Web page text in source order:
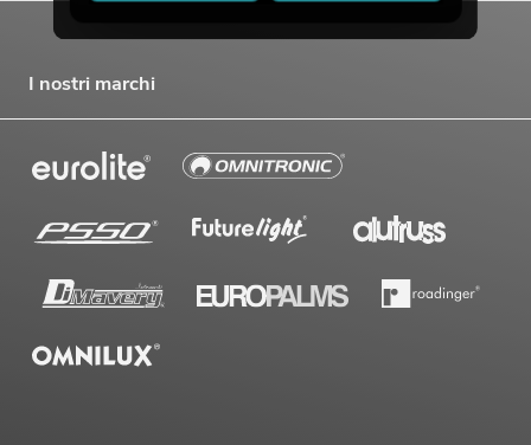
OMNITRONIC PAS MK3 Performer Set
No. 20000745Articolo non disponibile
I nostri marchi